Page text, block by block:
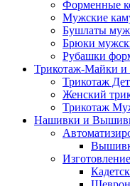
Форменные
Мужские
Бушлаты
Брюки
Рубашки
Трикотаж-Майки и
Трикотаж
Женский
Трикотаж
Нашивки и